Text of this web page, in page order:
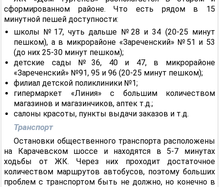
сформированном районе. Что есть рядом в 15
минутной пешей доступности:
школы №17, чуть дальше №28 и 34 (20-25 минут
пешком), а в микрорайоне «Зареченский» №51 и 53
(до них 25-30 минут пешком);
детские сады №36, 40 и 47, в микрорайоне
«Зареченский» №91, 95 и 96 (20-25 минут пешком);
филиал детской поликлиники №1;
гипермаркет «Линия» с большим количеством
магазинов и магазинчиков, аптек т.д.;
салоны красоты, пункты выдачи заказов и т.д.
Транспорт
Остановки общественного транспорта расположены
на Карачевском шоссе и находятся в 5-7 минутах
ходьбы от ЖК. Через них проходит достаточное
количеством маршрутов автобусов, поэтому больших
проблем с транспортом быть не должно, но конечно в